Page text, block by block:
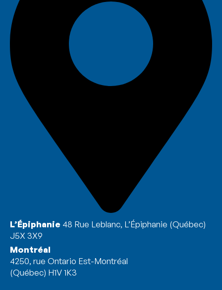
L’Épiphanie 48 Rue Leblanc, L’Épiphanie (Québec)
J5X 3X9
Montréal
4250, rue Ontario Est-Montréal
(Québec) H1V 1K3